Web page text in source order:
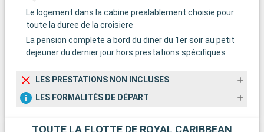
Le logement dans la cabine prealablement choisie pour
toute la duree de la croisiere
La pension complete a bord du diner du 1er soir au petit
dejeuner du dernier jour hors prestations spécifiques
LES PRESTATIONS NON INCLUSES
LES FORMALITÉS DE DÉPART
TOUTE LA FLOTTE DE ROYAL CARIBBEAN